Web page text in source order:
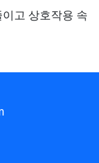
고 상호작용 속